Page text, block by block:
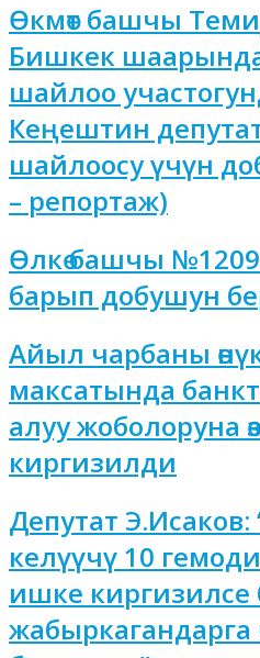
Өкмөт башчы
Бишкек
шайлоо
Кеңештин
шайлоосу үчүн
– репортаж)
Өлкө башчы №1209
барып добушун
Айыл чарбаны
максатында
алуу жоболоруна
киргизилди
Депутат
келүүчү 10
ишке киргизилсе